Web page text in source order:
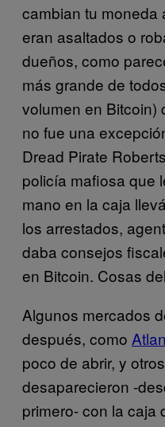
cambian tu moneda
eran asaltados o
dueños, como
más grande de
volumen en Bitcoin)
no fue una
Dread Pirate
policía mafiosa que
mano en la caja
los arrestados,
daba consejos
en Bitcoin. Cosas
Algunos mercados
después, como
poco de abrir, y
desaparecieron -
primero- con la caja